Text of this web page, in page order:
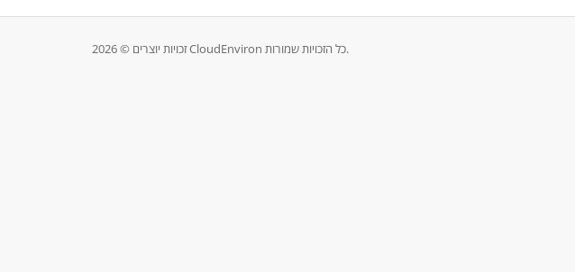
זכויות יוצרים © 2026 CloudEnviron כל הזכויות שמורות.